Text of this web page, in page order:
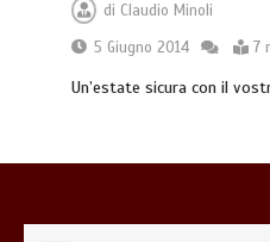
di Claudio Minoli
5 Giugno 2014
7
Un’estate sicura con il